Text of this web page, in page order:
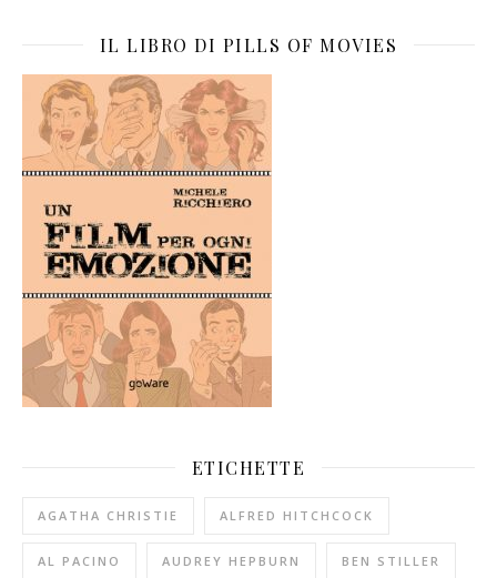
IL LIBRO DI PILLS OF MOVIES
ETICHETTE
AGATHA CHRISTIE ALFRED HITCHCOCK
AL PACINO AUDREY HEPBURN BEN STILLER